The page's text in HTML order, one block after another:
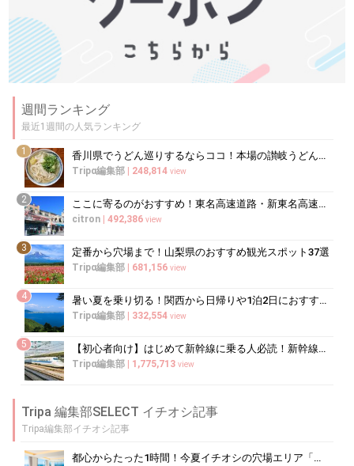
週間ランキング
最近1週間の人気ランキング
1 香川県でうどん巡りするならココ！本場の讃岐うどんの名店
Tripα編集部 | 248,814 view
2 ここに寄るのがおすすめ！東名高速道路・新東名高速道路の充実のSA・PA10選
citron | 492,386 view
3 定番から穴場まで！山梨県のおすすめ観光スポット37選
Tripα編集部 | 681,156 view
4 暑い夏を乗り切る！関西から日帰りや1泊2日におすすめの避暑地10選
Tripα編集部 | 332,554 view
5 【初心者向け】はじめて新幹線に乗る人必読！新幹線の乗り方をイチから徹底解説
Tripα編集部 | 1,775,713 view
Tripa 編集部SELECT イチオシ記事
Tripa編集部イチオシ記事
都心からたった1時間！今夏イチオシの穴場エリア「三浦半島」